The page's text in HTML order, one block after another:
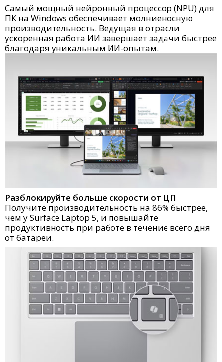
Самый мощный нейронный процессор (NPU) для
ПК на Windows обеспечивает молниеносную
производительность. Ведущая в отрасли
ускоренная работа ИИ завершает задачи быстрее
благодаря уникальным ИИ-опытам.
Разблокируйте больше скорости от ЦП
Получите производительность на 86% быстрее,
чем у Surface Laptop 5, и повышайте
продуктивность при работе в течение всего дня
от батареи.